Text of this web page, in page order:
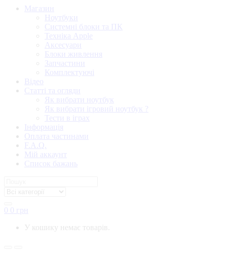
Магазин
Ноутбуки
Системні блоки та ПК
Техніка Apple
Аксесуари
Блоки живлення
Запчастини
Комплектуючі
Відео
Статті та огляди
Як вибрати ноутбук
Як вибрати ігровий ноутбук ?
Тести в іграх
Інформація
Оплата частинами
F.A.Q.
Мій аккаунт
Список бажань
0 0
грн
У кошику немає товарів.